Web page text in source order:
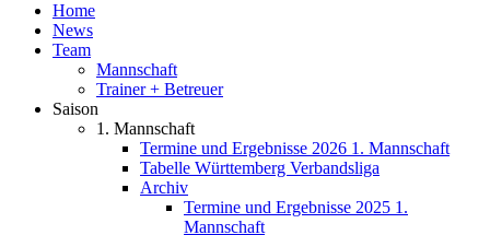
Home
News
Team
Mannschaft
Trainer + Betreuer
Saison
1. Mannschaft
Termine und Ergebnisse 2026 1. Mannschaft
Tabelle Württemberg Verbandsliga
Archiv
Termine und Ergebnisse 2025 1.
Mannschaft